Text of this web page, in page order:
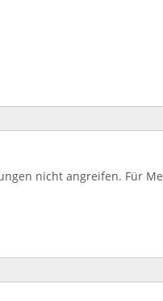
nicht angreifen. Für